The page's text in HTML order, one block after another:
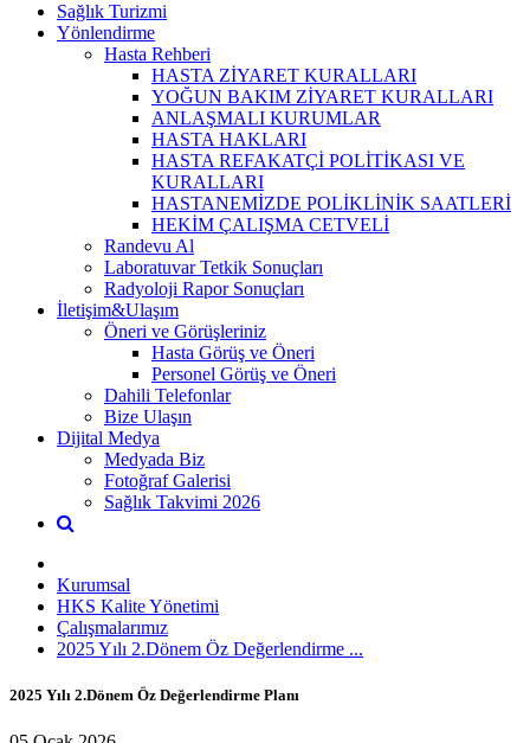
Sağlık Turizmi
Yönlendirme
Hasta Rehberi
HASTA ZİYARET KURALLARI
YOĞUN BAKIM ZİYARET KURALLARI
ANLAŞMALI KURUMLAR
HASTA HAKLARI
HASTA REFAKATÇİ POLİTİKASI VE
KURALLARI
HASTANEMİZDE POLİKLİNİK SAATLERİ
HEKİM ÇALIŞMA CETVELİ
Randevu Al
Laboratuvar Tetkik Sonuçları
Radyoloji Rapor Sonuçları
İletişim&Ulaşım
Öneri ve Görüşleriniz
Hasta Görüş ve Öneri
Personel Görüş ve Öneri
Dahili Telefonlar
Bize Ulaşın
Dijital Medya
Medyada Biz
Fotoğraf Galerisi
Sağlık Takvimi 2026
Kurumsal
HKS Kalite Yönetimi
Çalışmalarımız
2025 Yılı 2.Dönem Öz Değerlendirme ...
2025 Yılı 2.Dönem Öz Değerlendirme Planı